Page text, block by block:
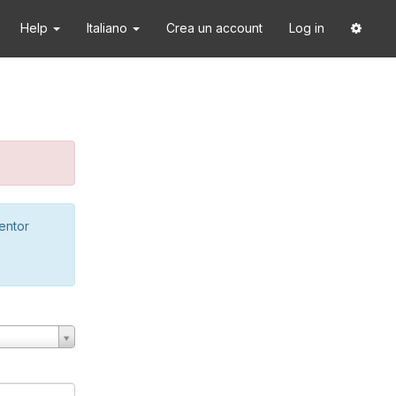
Help Italiano Crea un account Log in